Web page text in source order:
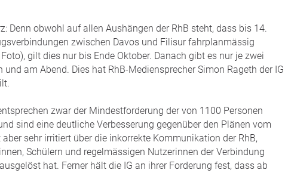
Denn obwohl auf allen Aushängen der RhB steht, dass bis 14.
zwischen Davos und Filisur fahrplanmässig
gilt dies nur bis Ende Oktober. Danach gibt es nur je zwei
am Abend. Dies hat RhB-Mediensprecher Simon Rageth der IG
zwar der Mindestforderung der von 1100 Personen
sind eine deutliche Verbesserung gegenüber den Plänen vom
sehr irritiert über die inkorrekte Kommunikation der RhB,
Schülern und regelmässigen Nutzerinnen der Verbindung
hat. Ferner hält die IG an ihrer Forderung fest, dass ab